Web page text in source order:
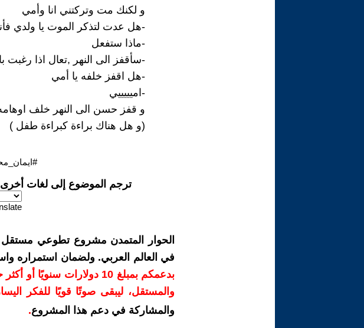
و لكنك مت وتركتني انا وأمي
-هل عدت لتذكر الموت يا ولدي
-ماذا ستفعل
-سأقفز الى النهر ,تعال اذا رغبت
-هل اقفز خلفه يا أمي
-اميييييي
و قفز حسن الى النهر خلف اوهامه
(و هل هناك براءة كبراءة طفل )
ترجم الموضوع إلى لغات
الحوار المتمدن مشروع تطوعي مستقل
في العالم العربي. ولضمان استمراره
بدعمكم بمبلغ 10 دولارات
والمستقل، ليبقى صوتًا قويًا للفكر
والمشاركة في دعم هذا المشروع.